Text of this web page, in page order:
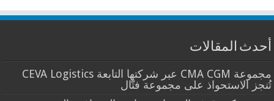
أحدث المقالات
مجموعة CMA CGM عبر شركتها التابعة CEVA Logistics
تُنجز الاستحواذ على مجموعة فتّال